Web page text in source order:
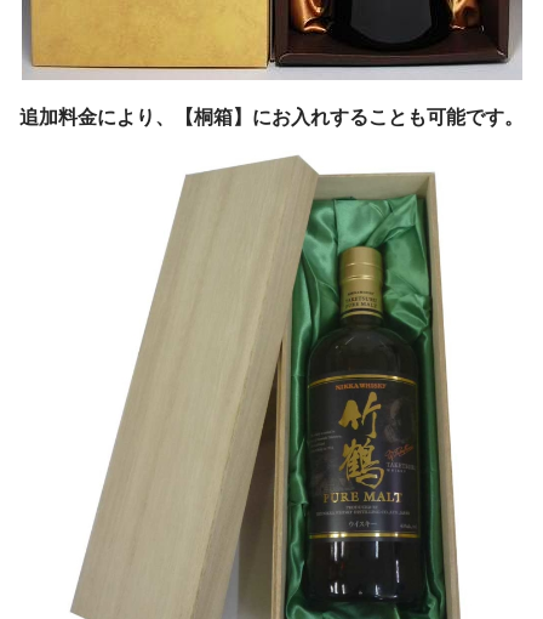
追加料金により、【桐箱】にお入れすることも可能です。